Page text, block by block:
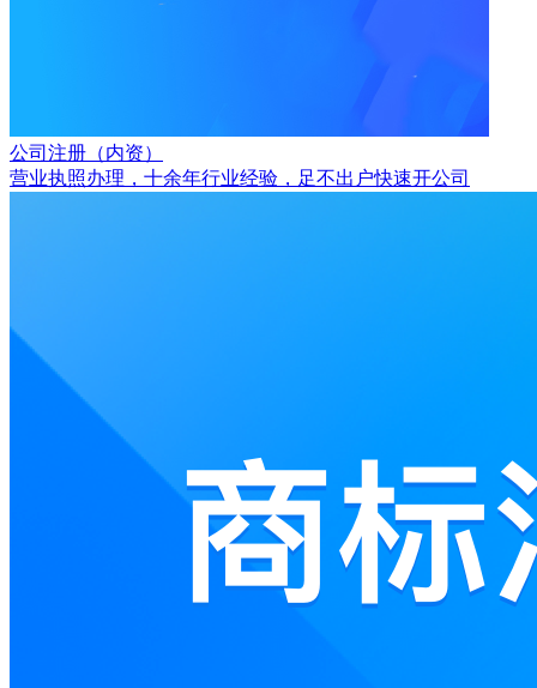
公司注册（内资）
营业执照办理，十余年行业经验，足不出户快速开公司